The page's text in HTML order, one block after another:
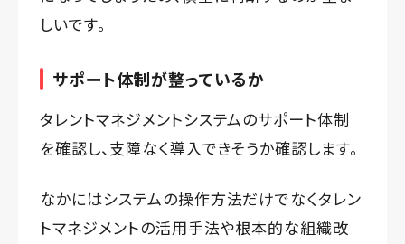
しいです。
サポート体制が整っているか
タレントマネジメントシステムのサポート体制
を確認し、支障なく導入できそうか確認します。
なかにはシステムの操作方法だけでなくタレン
トマネジメントの活用手法や根本的な組織改